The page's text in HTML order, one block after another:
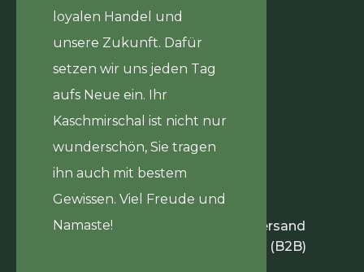
loyalen Handel und
unsere Zukunft. Dafür
setzen wir uns jeden Tag
aufs Neue ein. Ihr
Kaschmirschal ist nicht nur
wunderschön, Sie tragen
ihn auch mit bestem
Gewissen. Viel Freude und
Namaste!
Infos
Zahlung & Versand
Händlerinfos (B2B)